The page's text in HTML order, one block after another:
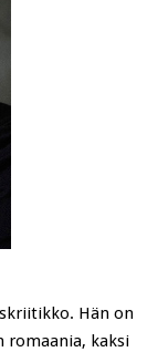
Hän on
romaania, kaksi